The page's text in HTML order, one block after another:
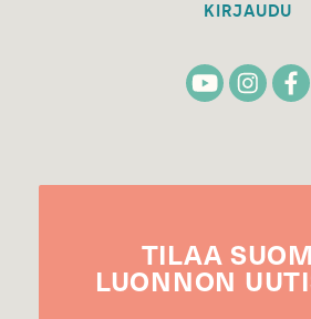
KIRJAUDU
TILAA
LUONNON